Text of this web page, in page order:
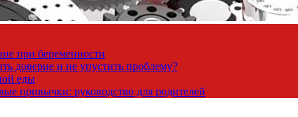
при беременности
доверие и не упустить проблему?
еды
привычки: руководство для родителей